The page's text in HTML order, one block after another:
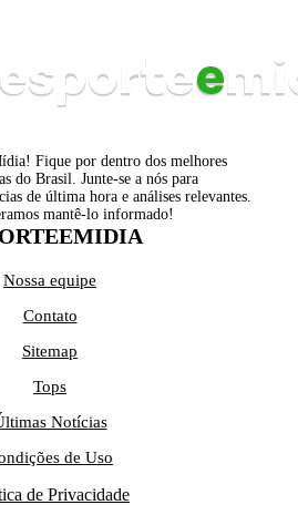
Fique por dentro dos melhores
do Brasil. Junte-se a nós para
de última hora e análises relevantes.
mantê-lo informado!
Nossa equipe
Contato
Sitemap
Tops
Notícias
de Uso
de Privacidade